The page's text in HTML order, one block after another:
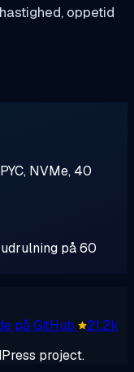
oppetid
NVMe, 40
på 60
på GitHub
21.2k
project.